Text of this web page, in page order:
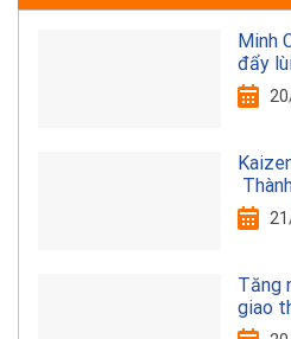
Minh
đẩy
Tăng
giao
cấu